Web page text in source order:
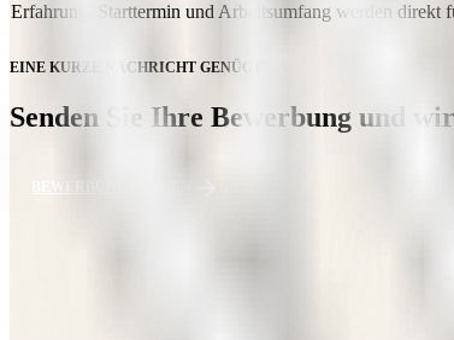
Erfahrung, Starttermin und Arbeitsumfang werden direkt
EINE KURZE NACHRICHT GENÜGT
Senden Sie Ihre Bewerbung und
BEWERBUNG SENDEN